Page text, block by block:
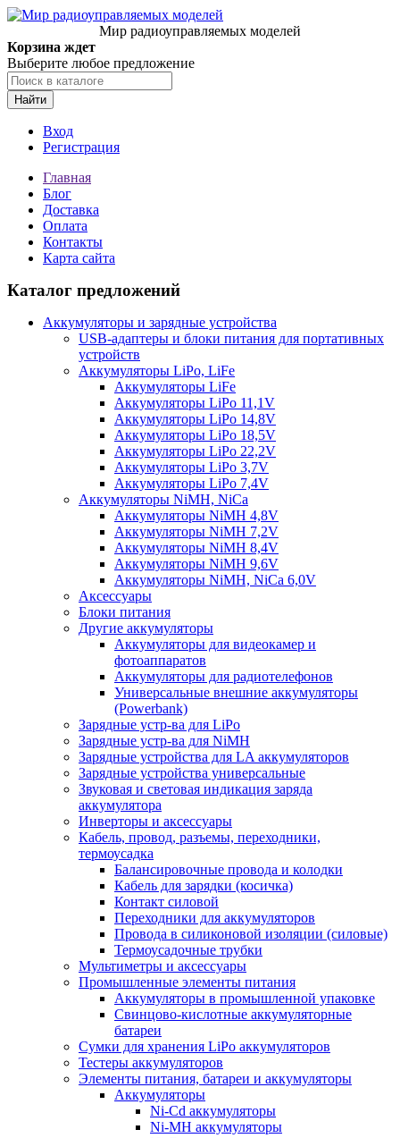
Мир радиоуправляемых моделей
Корзина ждет
Выберите любое предложение
Найти
Вход
Регистрация
Главная
Блог
Доставка
Оплата
Контакты
Карта сайта
Каталог предложений
Аккумуляторы и зарядные устройства
USB-адаптеры и блоки питания для портативных
устройств
Аккумуляторы LiPo, LiFe
Аккумуляторы LiFe
Аккумуляторы LiPo 11,1V
Аккумуляторы LiPo 14,8V
Аккумуляторы LiPo 18,5V
Аккумуляторы LiPo 22,2V
Аккумуляторы LiPo 3,7V
Аккумуляторы LiPo 7,4V
Аккумуляторы NiMH, NiCa
Аккумуляторы NiMH 4,8V
Аккумуляторы NiMH 7,2V
Аккумуляторы NiMH 8,4V
Аккумуляторы NiMH 9,6V
Аккумуляторы NiMH, NiCa 6,0V
Аксессуары
Блоки питания
Другие аккумуляторы
Аккумуляторы для видеокамер и
фотоаппаратов
Аккумуляторы для радиотелефонов
Универсальные внешние аккумуляторы
(Powerbank)
Зарядные устр-ва для LiPo
Зарядные устр-ва для NiMH
Зарядные устройства для LA аккумуляторов
Зарядные устройства универсальные
Звуковая и световая индикация заряда
аккумулятора
Инверторы и аксессуары
Кабель, провод, разъемы, переходники,
термоусадка
Балансировочные провода и колодки
Кабель для зарядки (косичка)
Контакт силовой
Переходники для аккумуляторов
Провода в силиконовой изоляции (силовые)
Термоусадочные трубки
Мультиметры и аксессуары
Промышленные элементы питания
Аккумуляторы в промышленной упаковке
Свинцово-кислотные аккумуляторные
батареи
Сумки для хранения LiPo аккумуляторов
Тестеры аккумуляторов
Элементы питания, батареи и аккумуляторы
Аккумуляторы
Ni-Cd аккумуляторы
Ni-MH аккумуляторы